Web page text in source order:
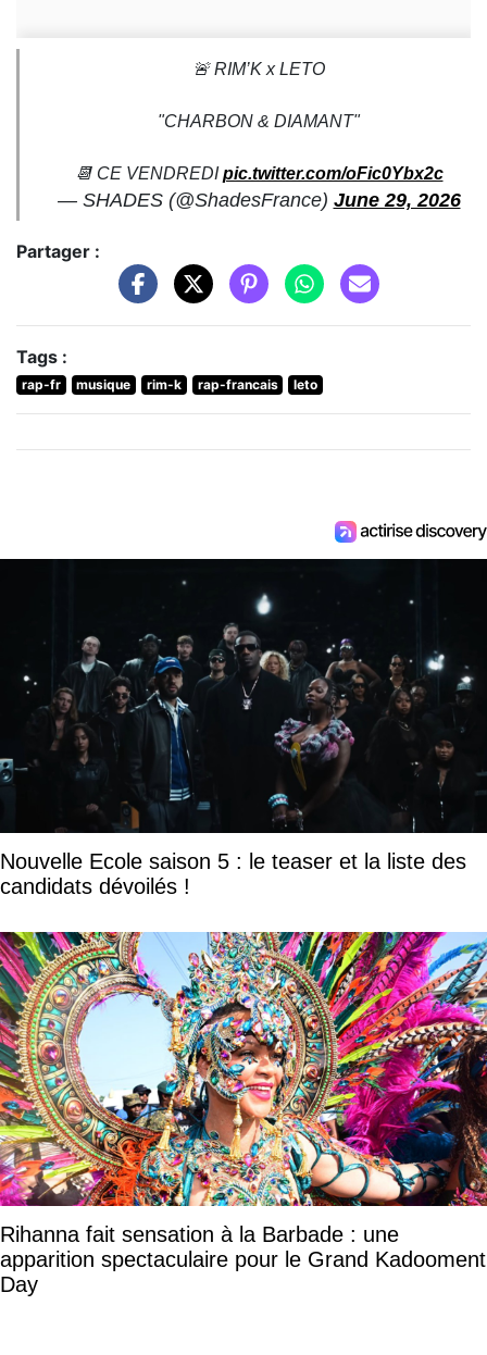
🚨 RIM’K x LETO
"CHARBON & DIAMANT"
📆 CE VENDREDIpic.twitter.com/oFic0Ybx2c
— SHADES (@ShadesFrance) June 29, 2026
Partager :
Tags :
rap-fr musique rim-k rap-francais leto
Nouvelle Ecole saison 5 : le teaser et la liste des
candidats dévoilés !
Rihanna fait sensation à la Barbade : une
apparition spectaculaire pour le Grand Kadooment
Day